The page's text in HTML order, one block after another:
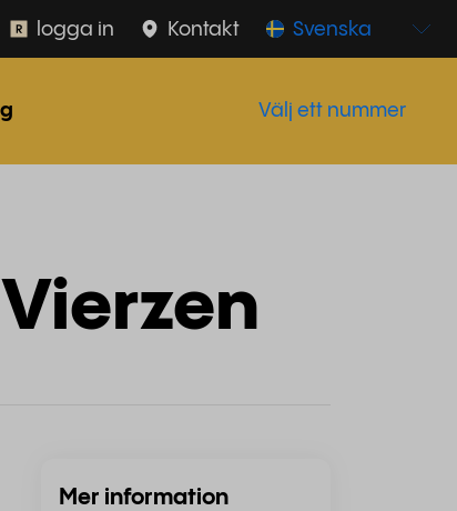
Svenska
Kontakt
logga in
Välj ett nummer
Mer information